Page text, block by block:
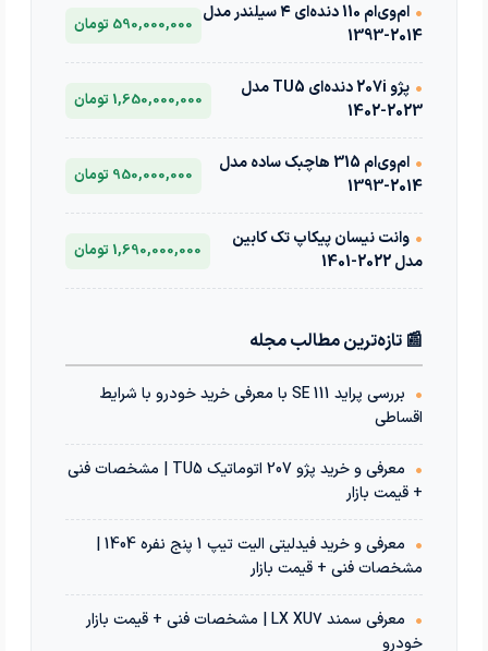
•
ام‌وی‌ام 110 دنده‌ای ۴ سیلندر مدل
2014-1393
590,000,000 تومان
•
پژو 207i دنده‌ای TU5 مدل
2023-1402
1,650,000,000 تومان
•
ام‌وی‌ام 315 هاچبک ساده مدل
2014-1393
950,000,000 تومان
• وانت نیسان پیکاپ تک کابین
مدل 2022-1401
1,690,000,000 تومان
📰 تازه‌ترین مطالب مجله
•
بررسی پراید 111 SE با معرفی خرید خودرو با شرایط
اقساطی
•
معرفی و خرید پژو 207 اتوماتیک TU5 | مشخصات فنی
+ قیمت بازار
•
معرفی و خرید فیدلیتی الیت تیپ 1 پنج نفره 1404 |
مشخصات فنی + قیمت بازار
•
معرفی سمند LX XU7 | مشخصات فنی + قیمت بازار
خودرو